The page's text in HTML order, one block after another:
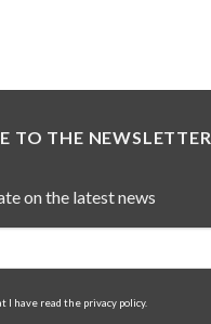
TO THE NEWSLETTER
on the latest news
I have read the privacy policy.